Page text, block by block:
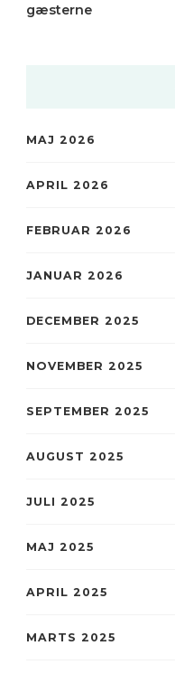
gæsterne
MAJ 2026
APRIL 2026
FEBRUAR 2026
JANUAR 2026
DECEMBER 2025
NOVEMBER 2025
SEPTEMBER 2025
AUGUST 2025
JULI 2025
MAJ 2025
APRIL 2025
MARTS 2025